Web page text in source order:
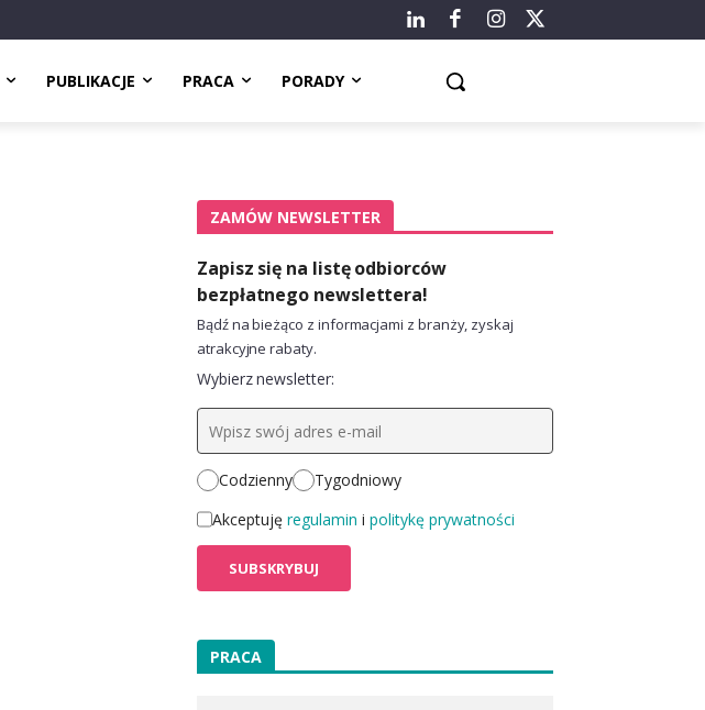
PUBLIKACJE PRACA PORADY
ZAMÓW NEWSLETTER
Zapisz się na listę odbiorców
bezpłatnego newslettera!
Bądź na bieżąco z informacjami z branży, zyskaj
atrakcyjne rabaty.
Wybierz newsletter:
Codzienny
Tygodniowy
Akceptuję regulamin i politykę prywatności
PRACA